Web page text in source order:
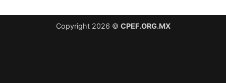
Copyright 2026 © CPEF.ORG.MX